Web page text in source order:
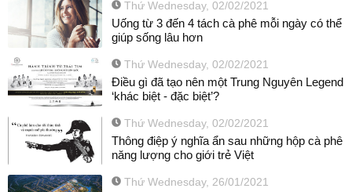
Thứ Wednesday, 02/02/2021
Uống từ 3 đến 4 tách cà phê mỗi ngày có thể
giúp sống lâu hơn
Thứ Wednesday, 02/02/2021
Điều gì đã tạo nên một Trung Nguyên Legend
‘khác biệt - đặc biệt’?
Thứ Wednesday, 02/02/2021
Thông điệp ý nghĩa ẩn sau những hộp cà phê
năng lượng cho giới trẻ Việt
Thứ Wednesday, 26/01/2021